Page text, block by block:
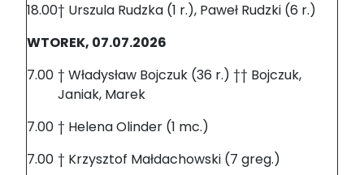
18.00† Urszula Rudzka (1 r.), Paweł Rudzki (6 r.)
WTOREK, 07.07.2026
7.00 † Władysław Bojczuk (36 r.) †† Bojczuk,
Janiak, Marek
7.00 † Helena Olinder (1 mc.)
7.00 † Krzysztof Małdachowski (7 greg.)